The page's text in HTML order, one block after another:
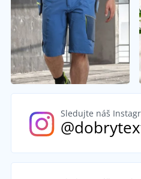
Sledujte náš